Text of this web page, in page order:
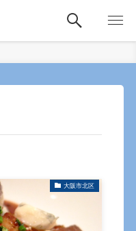
大阪市北区